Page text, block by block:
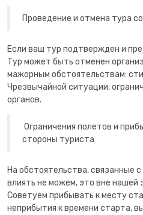
Проведение и отмена тура
Если ваш тур подтвержден и
Тур может быть отменен
мажорным обстоятельствам:
Чрезвычайной ситуации,
органов.
Ограничения полетов и
стороны туриста
На обстоятельства, связанные
влиять не можем, это вне нашей
Советуем прибывать к месту
неприбытия к времени старта,